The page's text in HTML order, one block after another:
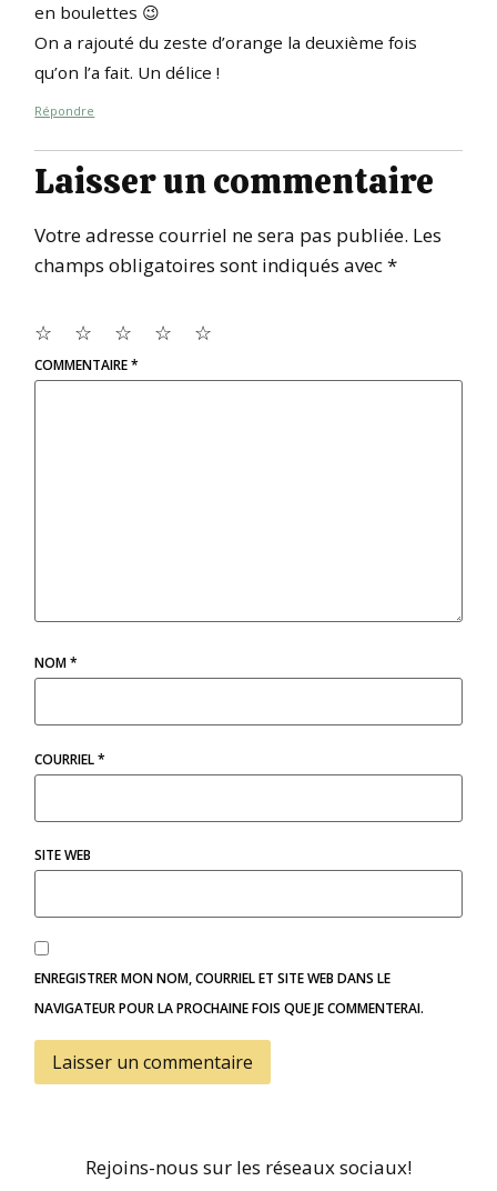
en boulettes 😉
On a rajouté du zeste d’orange la deuxième fois
qu’on l’a fait. Un délice !
Répondre
Laisser un commentaire
Votre adresse courriel ne sera pas publiée. Les
champs obligatoires sont indiqués avec*
☆
☆
☆
☆
☆
COMMENTAIRE*
NOM*
COURRIEL*
SITE WEB
ENREGISTRER MON NOM, COURRIEL ET SITE WEB DANS LE
NAVIGATEUR POUR LA PROCHAINE FOIS QUE JE COMMENTERAI.
Rejoins-nous sur les réseaux sociaux!